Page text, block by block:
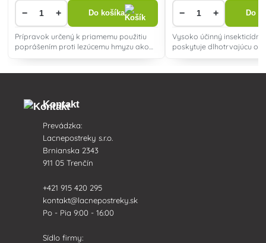
− + Do košíka
Prípravok určený k priamemu použitiu
poprášením proti lezúcemu hmyzu ako
− + Do
Vysoko účinný
poskytuje dlhotrvajúcu
Kontakt
Prevádzka:
Lacnepostreky s.r.o.
Brnianska 2343
911 05 Trenčín
+421 915 420 295
kontakt@lacnepostreky.sk
Po - Pia 9:00 - 16:00
Sídlo firmy: